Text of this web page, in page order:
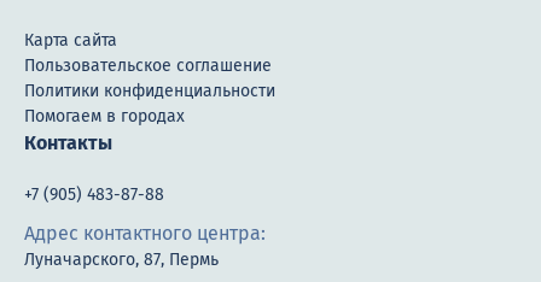
Карта сайта
Пользовательское соглашение
Политики конфиденциальности
Помогаем в городах
Контакты
+7 (905) 483-87-88
Адрес контактного центра:
Луначарского, 87, Пермь